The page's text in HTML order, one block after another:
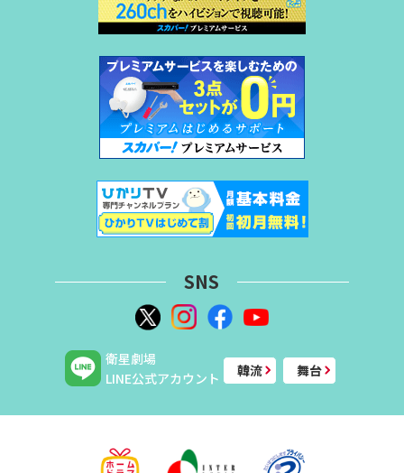
SNS
衛星劇場
LINE公式アカウント
韓流 舞台